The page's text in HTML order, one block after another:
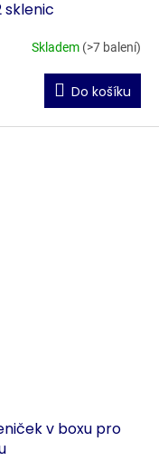
sklenic
Skladem (>7 balení)
Do košíku
v boxu pro